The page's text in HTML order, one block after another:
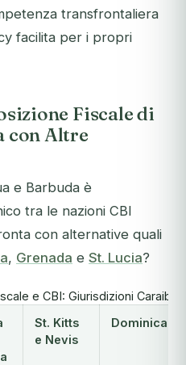
transfrontaliera
facilita per i propri
Fiscale di
con Altre
e Barbuda è
tra le nazioni CBI
con alternative quali
, Grenada e St. Lucia?
e CBI: Giurisdizioni
St. Kitts
e Nevis
Dominica